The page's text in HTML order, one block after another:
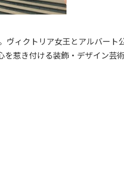
ヴィクトリア女王とアルバート
惹き付ける装飾・デザイン芸